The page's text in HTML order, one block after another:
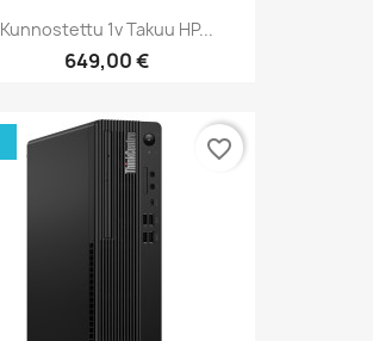
Kunnostettu 1v Takuu HP...
Hinta
649,00 €
favorite_border